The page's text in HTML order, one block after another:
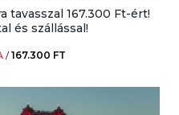
tavasszal 167.300 Ft-ért!
és szállással!
/167.300 FT